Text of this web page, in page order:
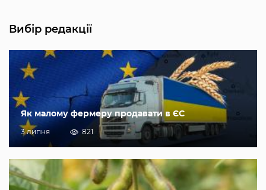
Вибір редакції
Як малому фермеру продавати в ЄС
3 липня 821